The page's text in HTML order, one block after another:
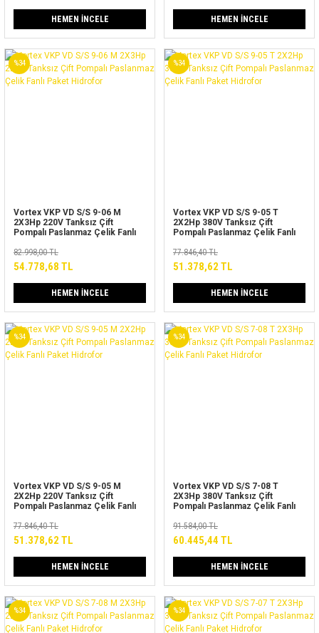
HEMEN İNCELE HEMEN İNCELE
%34
Vortex VKP VD S/S 9-06 M
2X3Hp 220V Tanksız Çift
Pompalı Paslanmaz Çelik Fanlı
82.998,00 TL
54.778,68 TL
HEMEN İNCELE
%34
Vortex VKP VD S/S 9-05 T
2X2Hp 380V Tanksız Çift
Pompalı Paslanmaz Çelik Fanlı
77.846,40 TL
51.378,62 TL
HEMEN İNCELE
%34
Vortex VKP VD S/S 9-05 M
2X2Hp 220V Tanksız Çift
Pompalı Paslanmaz Çelik Fanlı
77.846,40 TL
51.378,62 TL
HEMEN İNCELE
%34
Vortex VKP VD S/S 7-08 T
2X3Hp 380V Tanksız Çift
Pompalı Paslanmaz Çelik Fanlı
91.584,00 TL
60.445,44 TL
HEMEN İNCELE
%34 %34